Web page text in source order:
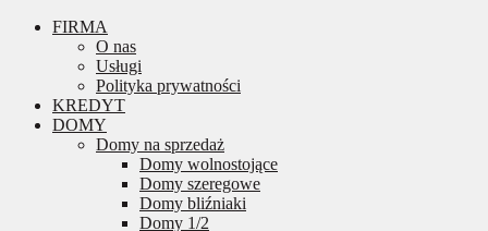
FIRMA
O nas
Usługi
Polityka prywatności
KREDYT
DOMY
Domy na sprzedaż
Domy wolnostojące
Domy szeregowe
Domy bliźniaki
Domy 1/2